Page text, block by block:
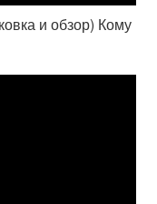
и обзор) Кому